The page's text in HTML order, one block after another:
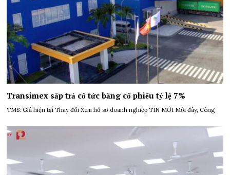
Transimex sắp trả cổ tức bằng cổ phiếu tỷ lệ 7%
TMS: Giá hiện tại Thay đổi Xem hồ sơ doanh nghiệp TIN MỚI Mới đây, Công